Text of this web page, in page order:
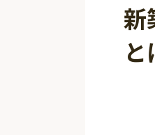
新
と